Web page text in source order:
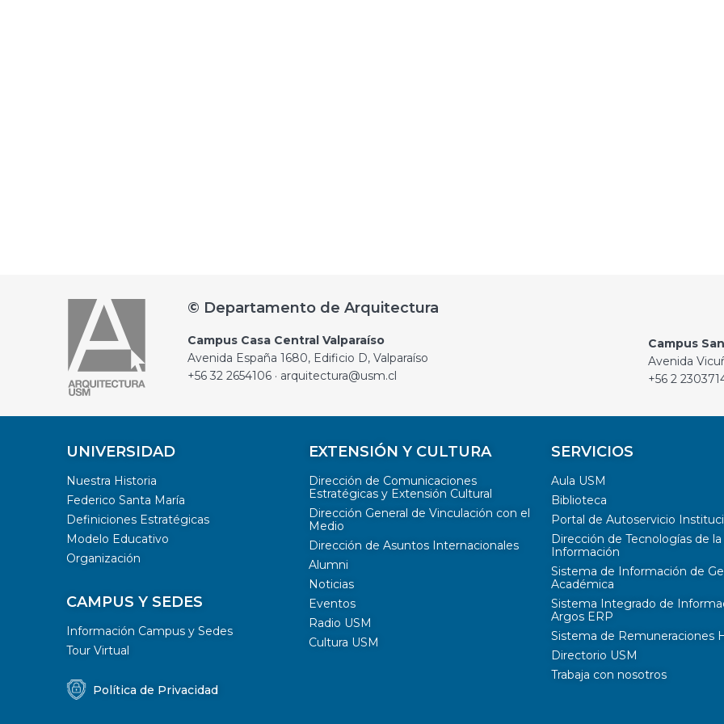
© Departamento de Arquitectura
Campus Casa Central Valparaíso
Avenida España 1680, Edificio D, Valparaíso
+56 32 2654106 · arquitectura@usm.cl
Campus
Avenida
+56 2
UNIVERSIDAD
Nuestra Historia
Federico Santa María
Definiciones Estratégicas
Modelo Educativo
Organización
CAMPUS Y SEDES
Información Campus y Sedes
Tour Virtual
Política de Privacidad
EXTENSIÓN Y CULTURA
Dirección de Comunicaciones
Estratégicas y Extensión Cultural
Dirección General de Vinculación con el
Medio
Dirección de Asuntos Internacionales
Alumni
Noticias
Eventos
Radio USM
Cultura USM
SERVICIOS
Aula USM
Biblioteca
Portal de Autoservicio
Dirección de Tecnologías de la
Información
Sistema de Información de
Académica
Sistema Integrado de
Argos ERP
Sistema de Remuneraciones
Directorio USM
Trabaja con nosotros